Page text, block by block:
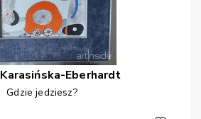
Karasińska-Eberhardt
Gdzie jedziesz?